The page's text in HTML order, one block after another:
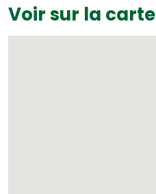
Voir sur la carte